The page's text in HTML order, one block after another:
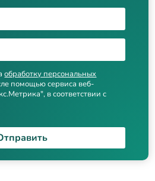
обработку персональных
помощью сервиса веб-
в соответствии с